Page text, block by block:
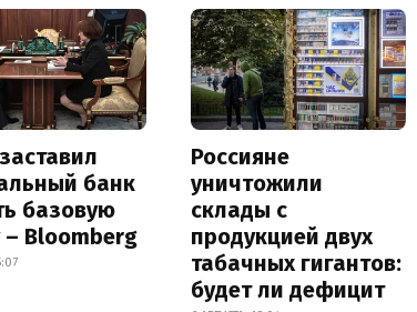
банк
базовую
– Bloomberg
Россияне
уничтожили
склады с
продукцией двух
табачных гигантов:
будет ли дефицит